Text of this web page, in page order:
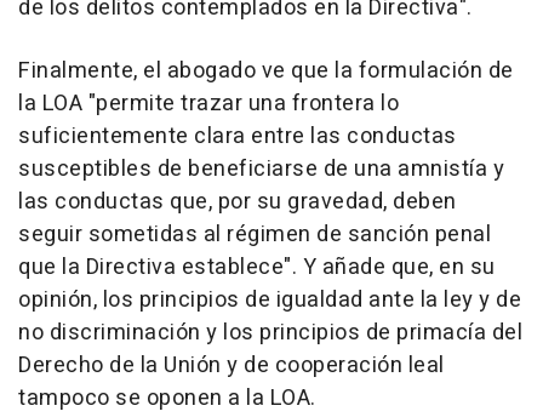
de los delitos contemplados en la Directiva".
Finalmente, el abogado ve que la formulación de
la LOA "permite trazar una frontera lo
suficientemente clara entre las conductas
susceptibles de beneficiarse de una amnistía y
las conductas que, por su gravedad, deben
seguir sometidas al régimen de sanción penal
que la Directiva establece". Y añade que, en su
opinión, los principios de igualdad ante la ley y de
no discriminación y los principios de primacía del
Derecho de la Unión y de cooperación leal
tampoco se oponen a la LOA.